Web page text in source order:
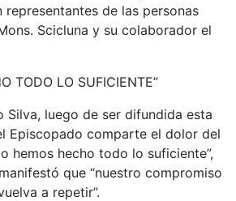
representantes de las personas
Scicluna y su colaborador el
TODO LO SUFICIENTE”
Silva, luego de ser difundida esta
Episcopado comparte el dolor del
hemos hecho todo lo suficiente”,
que “nuestro compromiso
a repetir”.